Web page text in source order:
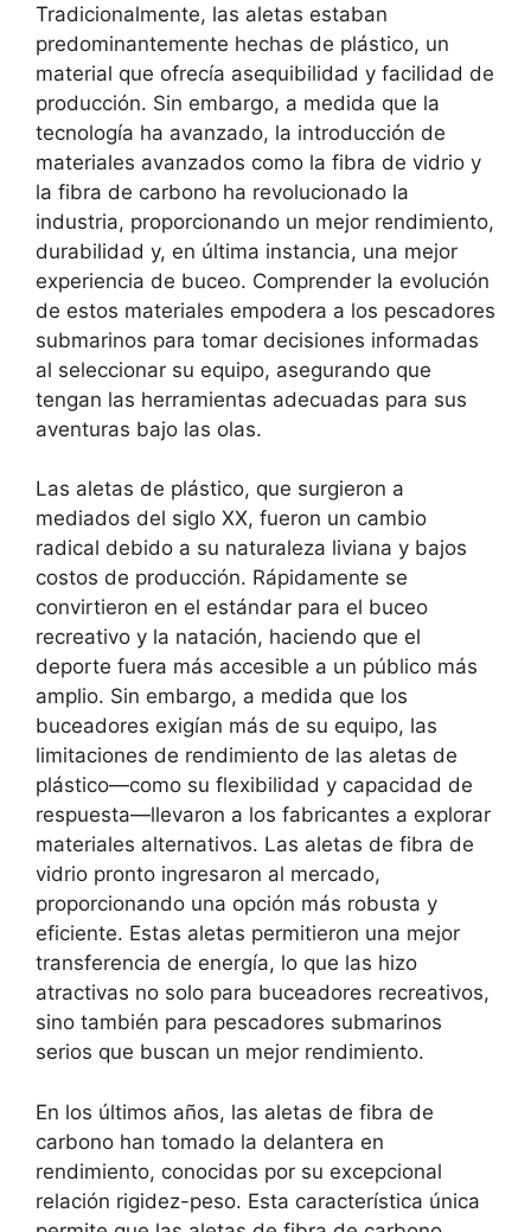
Tradicionalmente, las aletas estaban
predominantemente hechas de plástico, un
material que ofrecía asequibilidad y facilidad de
producción. Sin embargo, a medida que la
tecnología ha avanzado, la introducción de
materiales avanzados como la fibra de vidrio y
la fibra de carbono ha revolucionado la
industria, proporcionando un mejor rendimiento,
durabilidad y, en última instancia, una mejor
experiencia de buceo. Comprender la evolución
de estos materiales empodera a los pescadores
submarinos para tomar decisiones informadas
al seleccionar su equipo, asegurando que
tengan las herramientas adecuadas para sus
aventuras bajo las olas.
Las aletas de plástico, que surgieron a
mediados del siglo XX, fueron un cambio
radical debido a su naturaleza liviana y bajos
costos de producción. Rápidamente se
convirtieron en el estándar para el buceo
recreativo y la natación, haciendo que el
deporte fuera más accesible a un público más
amplio. Sin embargo, a medida que los
buceadores exigían más de su equipo, las
limitaciones de rendimiento de las aletas de
plástico—como su flexibilidad y capacidad de
respuesta—llevaron a los fabricantes a explorar
materiales alternativos. Las aletas de fibra de
vidrio pronto ingresaron al mercado,
proporcionando una opción más robusta y
eficiente. Estas aletas permitieron una mejor
transferencia de energía, lo que las hizo
atractivas no solo para buceadores recreativos,
sino también para pescadores submarinos
serios que buscan un mejor rendimiento.
En los últimos años, las aletas de fibra de
carbono han tomado la delantera en
rendimiento, conocidas por su excepcional
relación rigidez-peso. Esta característica única